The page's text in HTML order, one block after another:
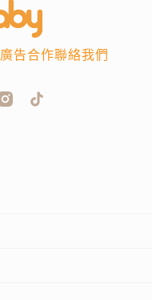
廣告合作聯絡我們